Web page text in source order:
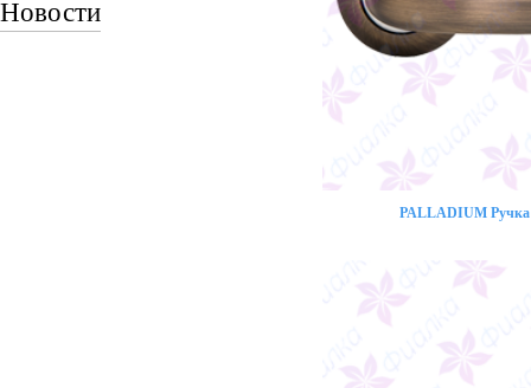
Новости
PALLADIUM Ручка